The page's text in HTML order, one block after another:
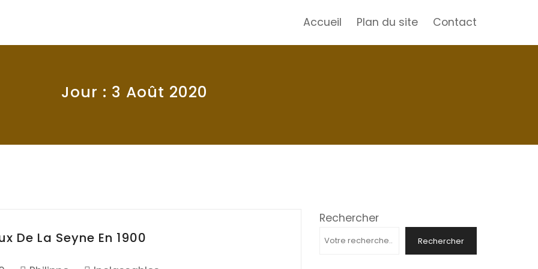
Accueil Plan du site Contact
Jour : 3 Août 2020
De La Seyne En 1900
Rechercher
Rechercher